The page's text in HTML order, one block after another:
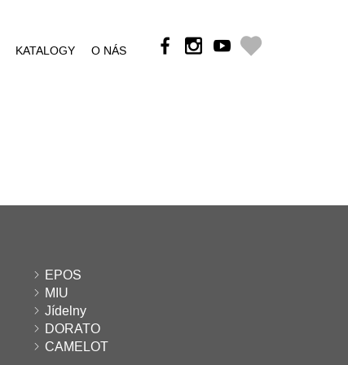
KATALOGY O NÁS
EPOS
MIU
Jídelny
DORATO
CAMELOT